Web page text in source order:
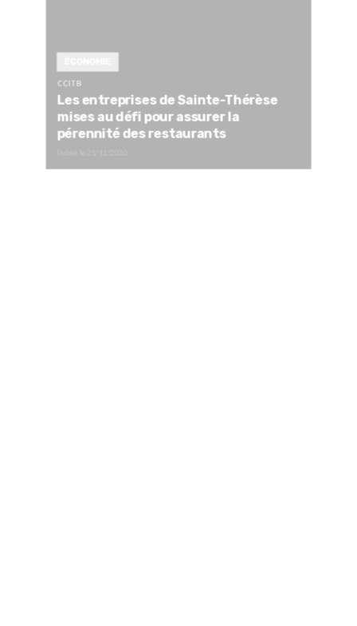
CCITB
Les entreprises de Sainte-Thérèse
mises au défi pour assurer la
pérennité des restaurants